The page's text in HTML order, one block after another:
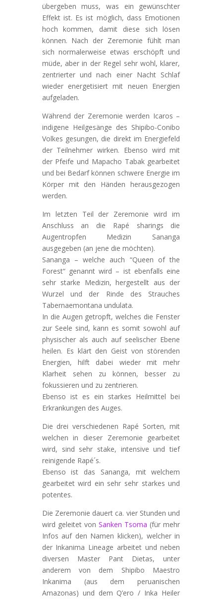
übergeben muss, was ein gewünschter
Effekt ist. Es ist möglich, dass Emotionen
hoch kommen, damit diese sich lösen
können. Nach der Zeremonie fühlt man
sich normalerweise etwas erschöpft und
müde, aber in der Regel sehr wohl, klarer,
zentrierter und nach einer Nacht Schlaf
wieder energetisiert mit neuen Energien
aufgeladen.
Während der Zeremonie werden Icaros –
indigene Heilgesänge des Shipibo-Conibo
Volkes gesungen, die direkt im Energiefeld
der Teilnehmer wirken. Ebenso wird mit
der Pfeife und Mapacho Tabak gearbeitet
und bei Bedarf können schwere Energie im
Körper mit den Händen herausgezogen
werden.
Im letzten Teil der Zeremonie wird im
Anschluss an die Rapé sharings die
Augentropfen Medizin Sananga
ausgegeben (an jene die möchten).
Sananga – welche auch “Queen of the
Forest“ genannt wird – ist ebenfalls eine
sehr starke Medizin, hergestellt aus der
Wurzel und der Rinde des Strauches
Tabernaemontana undulata.
In die Augen getropft, welches die Fenster
zur Seele sind, kann es somit sowohl auf
physischer als auch auf seelischer Ebene
heilen. Es klärt den Geist von störenden
Energien, hilft dabei wieder mit mehr
Klarheit sehen zu können, besser zu
fokussieren und zu zentrieren.
Ebenso ist es ein starkes Heilmittel bei
Erkrankungen des Auges.
Die drei verschiedenen Rapé Sorten, mit
welchen in dieser Zeremonie gearbeitet
wird, sind sehr stake, intensive und tief
reinigende Rapé´s.
Ebenso ist das Sananga, mit welchem
gearbeitet wird ein sehr sehr starkes und
potentes.
Die Zeremonie dauert ca. vier Stunden und
wird geleitet von Sanken Tsoma (für mehr
Infos auf den Namen klicken), welcher in
der Inkanima Lineage arbeitet und neben
diversen Master Pant Dietas, unter
anderem von dem Shipibo Maestro
Inkanima (aus dem peruanischen
Amazonas) und dem Q’ero / Inka Heiler